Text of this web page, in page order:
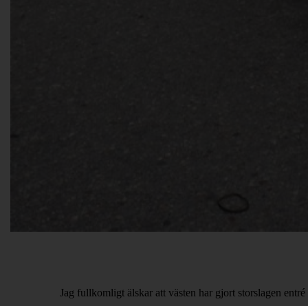
Jag fullkomligt älskar att västen har gjort storslagen